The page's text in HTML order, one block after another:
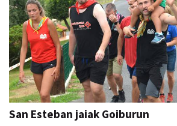
San Esteban jaiak Goiburun